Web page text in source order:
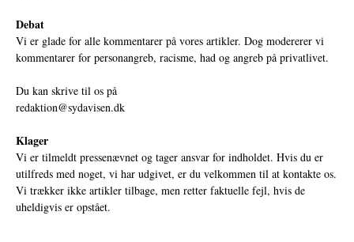
Debat
Vi er glade for alle kommentarer på vores artikler. Dog modererer vi
kommentarer for personangreb, racisme, had og angreb på privatlivet.
Du kan skrive til os på
redaktion@sydavisen.dk
Klager
Vi er tilmeldt pressenævnet og tager ansvar for indholdet. Hvis du er
utilfreds med noget, vi har udgivet, er du velkommen til at kontakte os.
Vi trækker ikke artikler tilbage, men retter faktuelle fejl, hvis de
uheldigvis er opstået.